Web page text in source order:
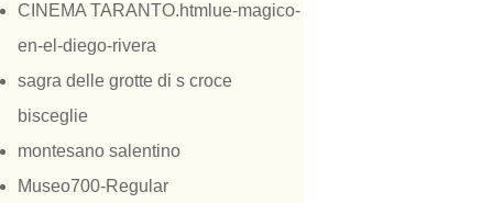
CINEMA TARANTO.htmlue-magico-
en-el-diego-rivera
sagra delle grotte di s croce
bisceglie
montesano salentino
Museo700-Regular